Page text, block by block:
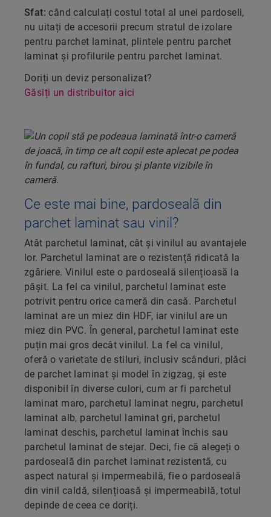
Sfat: când calculați costul total al unei pardoseli,
nu uitați de accesorii precum stratul de izolare
pentru parchet laminat, plintele pentru parchet
laminat și profilurile pentru parchet laminat.
Doriți un deviz personalizat?
Găsiți un distribuitor aici
Ce este mai bine, pardoseală din
parchet laminat sau vinil?
Atât parchetul laminat, cât și vinilul au avantajele
lor. Parchetul laminat are o rezistență ridicată la
zgâriere. Vinilul este o pardoseală silențioasă la
pășit. La fel ca vinilul, parchetul laminat este
potrivit pentru orice cameră din casă. Parchetul
laminat are un miez din HDF, iar vinilul are un
miez din PVC. În general, parchetul laminat este
puțin mai gros decât vinilul. La fel ca vinilul,
oferă o varietate de stiluri, inclusiv scânduri, plăci
de parchet laminat și model în zigzag, și este
disponibil în diverse culori, cum ar fi parchetul
laminat maro, parchetul laminat negru, parchetul
laminat alb, parchetul laminat gri, parchetul
laminat deschis, parchetul laminat închis sau
parchetul laminat de stejar. Deci, fie că alegeți o
pardoseală din parchet laminat rezistentă, cu
aspect natural și impermeabilă, fie o pardoseală
din vinil caldă, silențioasă și impermeabilă, totul
depinde de ceea ce doriți.